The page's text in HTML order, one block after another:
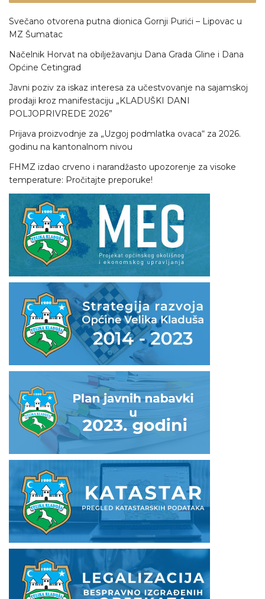
Svečano otvorena putna dionica Gornji Purići – Lipovac u
MZ Šumatac
Načelnik Horvat na obilježavanju Dana Grada Gline i Dana
Općine Cetingrad
Javni poziv za iskaz interesa za učestvovanje na sajamskoj
prodaji kroz manifestaciju „KLADUŠKI DANI
POLJOPRIVREDE 2026”
Prijava proizvodnje za „Uzgoj podmlatka ovaca“ za 2026.
godinu na kantonalnom nivou
FHMZ izdao crveno i narandžasto upozorenje za visoke
temperature: Pročitajte preporuke!